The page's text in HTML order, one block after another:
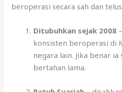
beroperasi secara sah dan
Ditubuhkan sejak 2008
konsisten beroperasi di
negara lain. Jika benar
bertahan lama.